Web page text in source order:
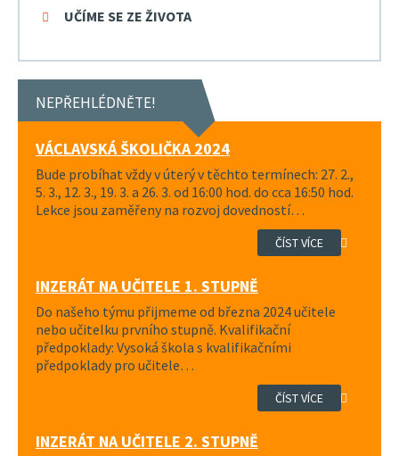
UČÍME SE ZE ŽIVOTA
NEPŘEHLÉDNĚTE!
VÁCLAVSKÁ ŠKOLIČKA 2024
Bude probíhat vždy v úterý v těchto termínech: 27. 2.,
5. 3., 12. 3., 19. 3. a 26. 3. od 16:00 hod. do cca 16:50 hod.
Lekce jsou zaměřeny na rozvoj dovedností…
ČÍST VÍCE
INZERÁT NA UČITELE 1. STUPNĚ
Do našeho týmu přijmeme od března 2024 učitele
nebo učitelku prvního stupně. Kvalifikační
předpoklady: Vysoká škola s kvalifikačními
předpoklady pro učitele…
ČÍST VÍCE
INZERÁT NA UČITELE 2. STUPNĚ